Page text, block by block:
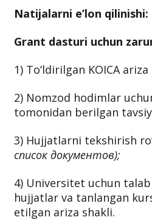
Natijalarni e’lon qilinishi:
Grant dasturi uchun
1) To‘ldirilgan KOICA
2) Nomzod hodimlar
tomonidan berilgan
3) Hujjatlarni tekshirish
список документов);
4) Universitet uchun
hujjatlar va tanlangan
etilgan ariza shakli.